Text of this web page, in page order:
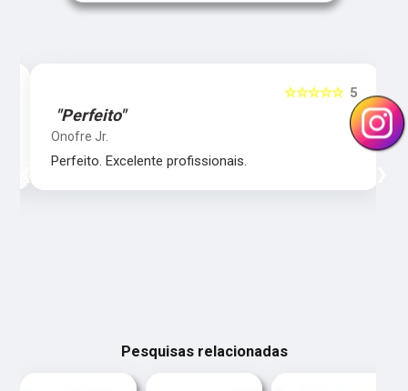
5
☆☆☆☆☆
"Perfeito"
Onofre Jr.
Perfeito. Excelente profissionais.
‹
Pesquisas relacionadas